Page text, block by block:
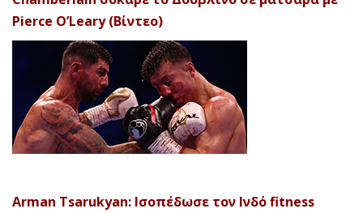
Pierce O’Leary (Βίντεο)
Arman Tsarukyan: Ισοπέδωσε τον Ινδό fitness